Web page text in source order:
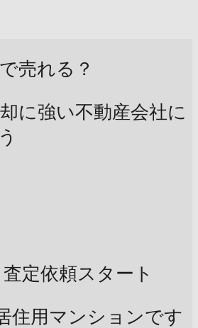
売れる？
に強い不動産会社に
査定依頼スタート
住用マンションです